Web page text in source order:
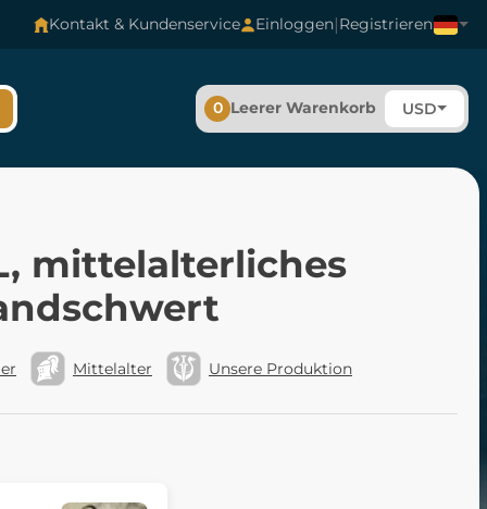
Kontakt & Kundenservice Einloggen|Registrieren
0 Leerer Warenkorb USD
mittelalterliches
Mittelalter Unsere Produktion